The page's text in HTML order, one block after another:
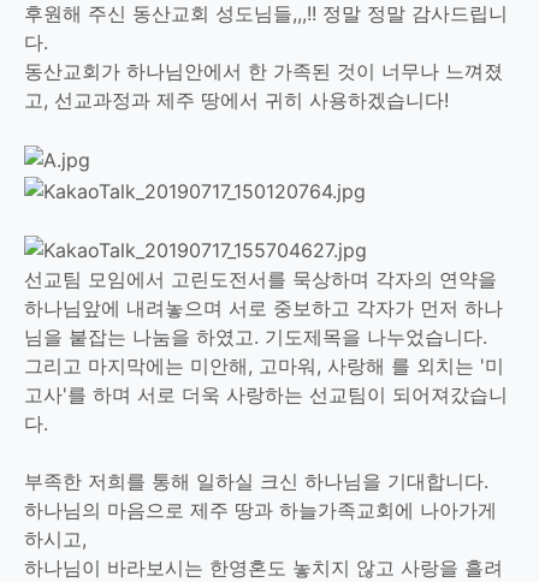
후원해 주신 동산교회 성도님들,,,!! 정말 정말 감사드립니
다.
동산교회가 하나님안에서 한 가족된 것이 너무나 느껴졌
고, 선교과정과 제주 땅에서 귀히 사용하겠습니다!
선교팀 모임에서 고린도전서를 묵상하며 각자의 연약을
하나님앞에 내려놓으며 서로 중보하고 각자가 먼저 하나
님을 붙잡는 나눔을 하였고. 기도제목을 나누었습니다.
그리고 마지막에는 미안해, 고마워, 사랑해 를 외치는 '미
고사'를 하며 서로 더욱 사랑하는 선교팀이 되어져갔습니
다.
부족한 저희를 통해 일하실 크신 하나님을 기대합니다.
하나님의 마음으로 제주 땅과 하늘가족교회에 나아가게
하시고,
하나님이 바라보시는 한영혼도 놓치지 않고 사랑을 흘려